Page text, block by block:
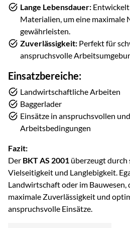
Lange Lebensdauer:
Materialien, um eine maximale
gewährleisten.
Zuverlässigkeit: Perfekt für
anspruchsvolle
Einsatzbereiche:
Landwirtschaftliche Arbeiten
Baggerlader
Einsätze in anspruchsvollen
Arbeitsbedingungen
Fazit:
Der BKT AS 2001 überzeugt durch
Vielseitigkeit und Langlebigkeit.
Landwirtschaft oder im Bauwesen,
maximale Zuverlässigkeit und
anspruchsvolle Einsätze.